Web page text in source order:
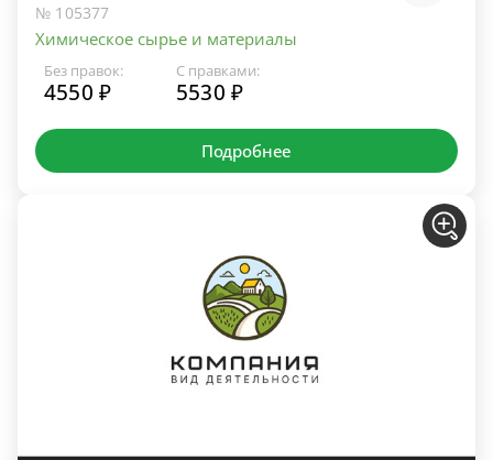
№ 105377
Химическое сырье и материалы
Без правок:
4550 ₽
С правками:
5530 ₽
Подробнее